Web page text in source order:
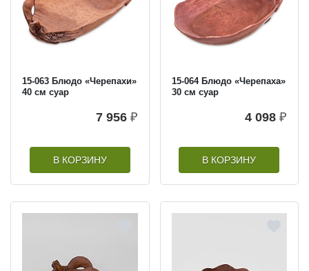
15-063 Блюдо «Черепахи»
40 см суар
7 956 ₽
В КОРЗИНУ
15-064 Блюдо «Черепаха»
30 см суар
4 098 ₽
В КОРЗИНУ